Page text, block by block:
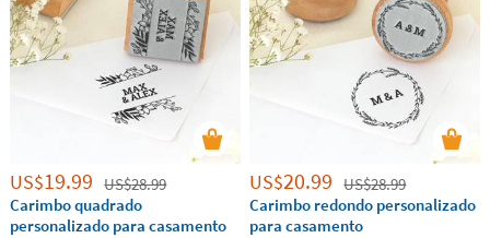
US$19.99 US$28.99
Carimbo quadrado
personalizado para casamento
US$20.99 US$28.99
Carimbo redondo personalizado
para casamento